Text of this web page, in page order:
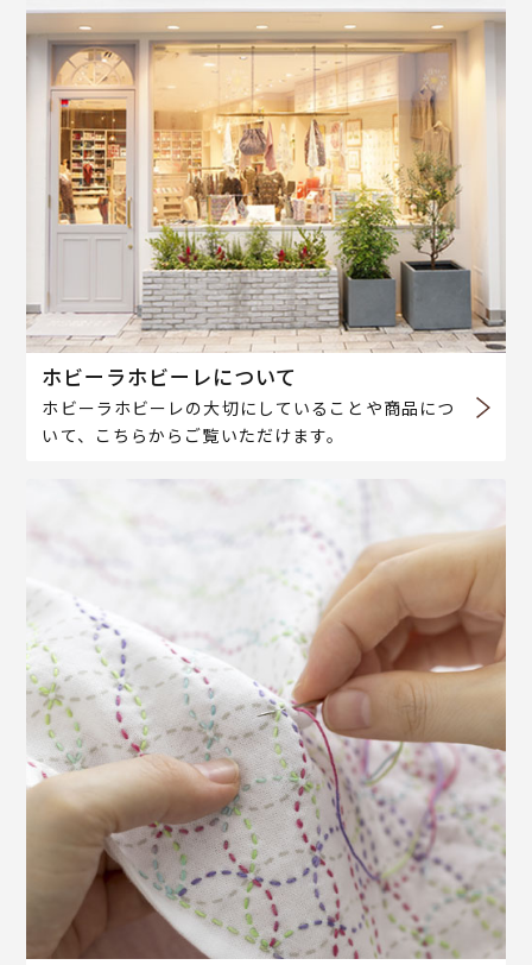
ホビーラホビーレについて
ホビーラホビーレの大切にしていることや商品につ
いて、こちらからご覧いただけます。